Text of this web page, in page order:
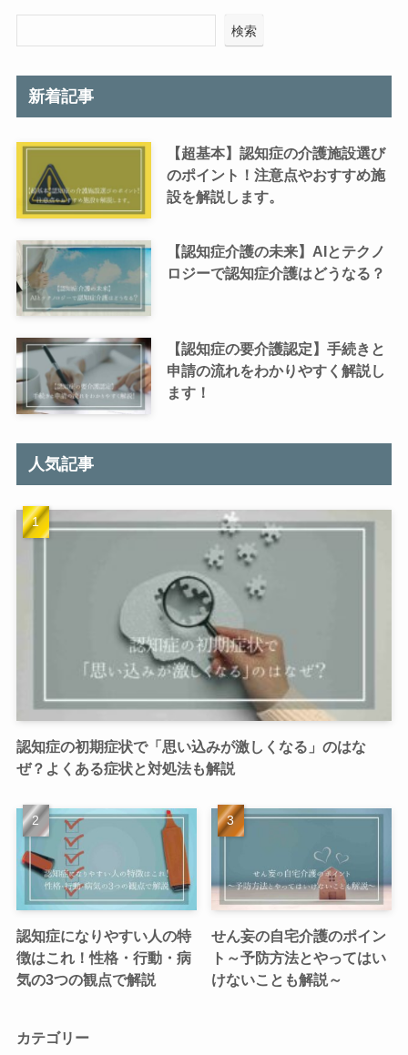
検索
新着記事
【超基本】認知症の介護施設選び
のポイント！注意点やおすすめ施
設を解説します。
【認知症介護の未来】AIとテクノ
ロジーで認知症介護はどうなる？
【認知症の要介護認定】手続きと
申請の流れをわかりやすく解説し
ます！
人気記事
認知症の初期症状で「思い込みが激しくなる」のはな
ぜ？よくある症状と対処法も解説
認知症になりやすい人の特
徴はこれ！性格・行動・病
気の3つの観点で解説
せん妄の自宅介護のポイン
ト～予防方法とやってはい
けないことも解説～
カテゴリー